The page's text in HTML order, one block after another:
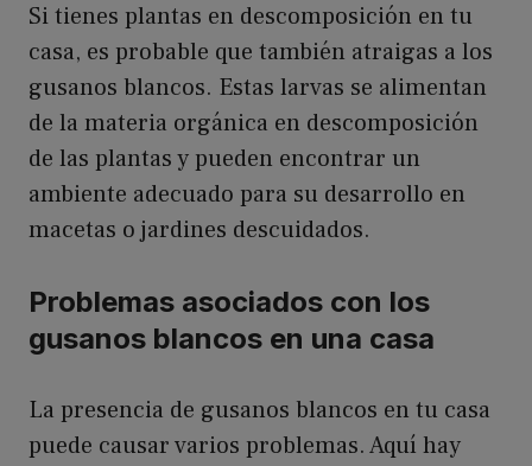
Si tienes plantas en descomposición en tu
casa, es probable que también atraigas a los
gusanos blancos. Estas larvas se alimentan
de la materia orgánica en descomposición
de las plantas y pueden encontrar un
ambiente adecuado para su desarrollo en
macetas o jardines descuidados.
Problemas asociados con los
gusanos blancos en una casa
La presencia de gusanos blancos en tu casa
puede causar varios problemas. Aquí hay